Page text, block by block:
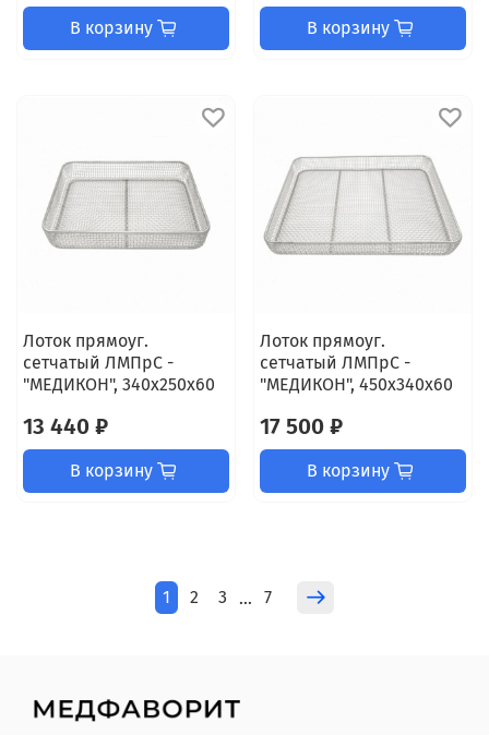
В корзину В корзину
Лоток прямоуг.
сетчатый ЛМПрС -
"МЕДИКОН", 340х250х60
13 440 ₽
В корзину
Лоток прямоуг.
сетчатый ЛМПрС -
"МЕДИКОН", 450х340х60
17 500 ₽
В корзину
1 2 3 … 7